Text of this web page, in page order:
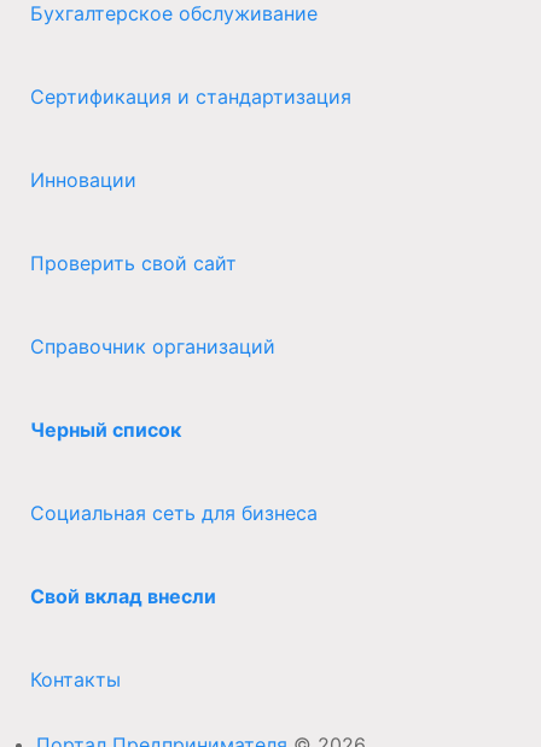
Бухгалтерское обслуживание
Сертификация и стандартизация
Инновации
Проверить свой сайт
Справочник организаций
Черный список
Социальная сеть для бизнеса
Свой вклад внесли
Контакты